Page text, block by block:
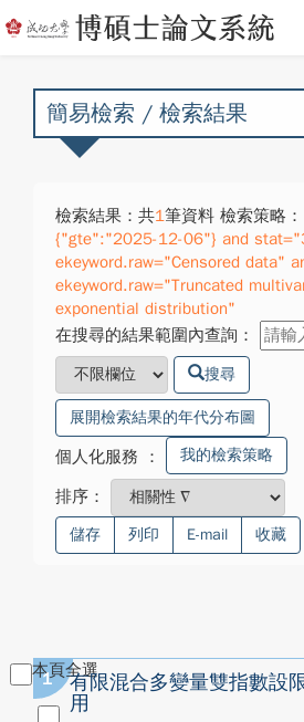
簡易檢索 / 檢索結果
檢索結果：共1筆資料 檢索策略：
{"gte":"2025-12-06"} and
ekeyword.raw="Censored data"
ekeyword.raw="Truncated
exponential distribution"
在搜尋的結果範圍內查詢：
搜尋
展開檢索結果的年代分布圖
個人化服務 ： 我的檢索策略
排序：
儲存 列印 E-mail 收藏
本頁全選
1
有限混合多變量雙指數設
用